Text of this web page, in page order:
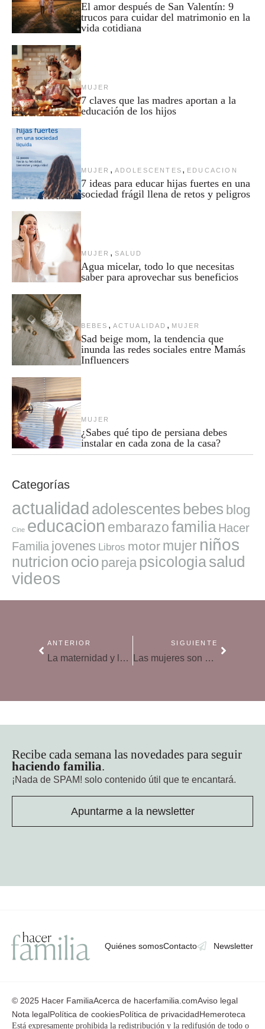
El amor después de San Valentín: 9
trucos para cuidar del matrimonio en la
vida cotidiana
MUJER
7 claves que las madres aportan a la
educación de los hijos
MUJER , ADOLESCENTES , EDUCACION
7 ideas para educar hijas fuertes en una
sociedad frágil llena de retos y peligros
MUJER , SALUD
Agua micelar, todo lo que necesitas
saber para aprovechar sus beneficios
BEBES , ACTUALIDAD , MUJER
Sad beige mom, la tendencia que
inunda las redes sociales entre Mamás
Influencers
MUJER
¿Sabes qué tipo de persiana debes
instalar en cada zona de la casa?
Categorías
actualidad adolescentes bebes blog
Cine educacion embarazofamilia Hacer
Familia jovenes Libros motor mujer niños
nutricion ocio pareja psicologiasalud
videos
ANTERIOR
La maternidad y los blogs según las marcas
SIGUIENTE
Las mujeres son más propensas a ‘comer emocionalmente’
Recibe cada semana las novedades para seguir
haciendo familia.
¡Nada de SPAM! solo contenido útil que te encantará.
Apuntarme a la newsletter
Quiénes somosContacto Newsletter
© 2025 Hacer FamiliaAcerca de hacerfamilia.comAviso legal
Nota legalPolítica de cookiesPolítica de privacidadHemeroteca
Está expresamente prohibida la redistribución y la redifusión de todo o